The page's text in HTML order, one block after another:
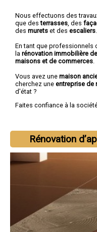
Nous effectuons des
que desterrasses , des
des murets et des escaliers
En tant que professionnels
la rénovation immobilière
maisons et de commerces
Vous avez une maison
cherchez une entreprise de
d'état ?
Faites confiance à la société
Rénovation